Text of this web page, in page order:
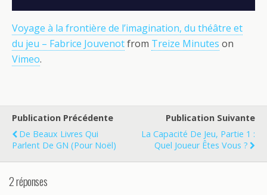
Voyage à la frontière de l’imagination, du théâtre et
du jeu – Fabrice Jouvenotfrom Treize Minutes on
Vimeo.
Publication Précédente
De Beaux Livres Qui
Parlent De GN (pour Noël)
Publication Suivante
La Capacité De Jeu, Partie 1 :
Quel Joueur Êtes Vous ?
2 réponses